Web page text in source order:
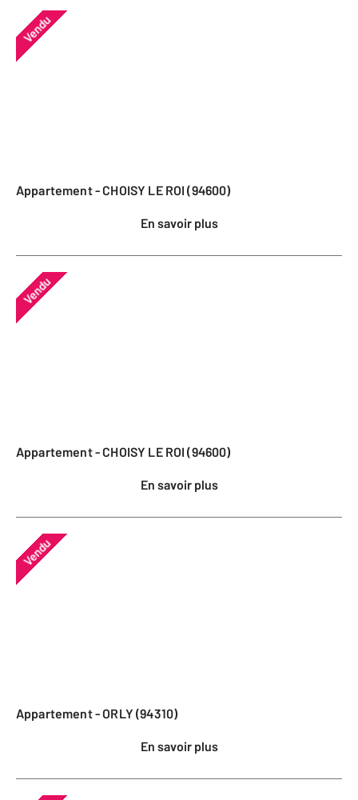
Vendu
Appartement - CHOISY LE ROI (94600)
En savoir plus
Vendu
Appartement - CHOISY LE ROI (94600)
En savoir plus
Vendu
Appartement - ORLY (94310)
En savoir plus